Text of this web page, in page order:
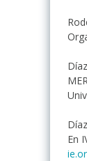
En